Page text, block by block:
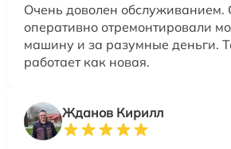
Очень доволен обслуживанием.
оперативно отремонтировали
машину и за разумные деньги.
работает как новая.
Жданов Кирилл